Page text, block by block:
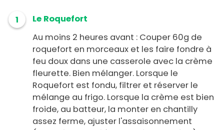
1
Le Roquefort
Au moins 2 heures avant : Couper 60g de
roquefort en morceaux et les faire fondre à
feu doux dans une casserole avec la crème
fleurette. Bien mélanger. Lorsque le
Roquefort est fondu, filtrer et réserver le
mélange au frigo. Lorsque la crème est bien
froide, au batteur, la monter en chantilly
assez ferme, ajuster l'assaisonnement